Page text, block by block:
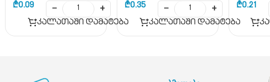
₾0.09 −
+
კალათაში დამატება
₾0.35 −
+
კალათაში დამატება
₾0.21